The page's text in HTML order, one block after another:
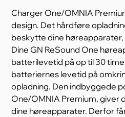
Charger One/OMNIA
design. Det hårdføre
beskytte dine høreapparater,
Dine GN ReSound One
batterilevetid på op til 30
batteriernes levetid på
opladning. Den indbyggede
One/OMNIA Premium, giver
dine høreapparater. Derfor